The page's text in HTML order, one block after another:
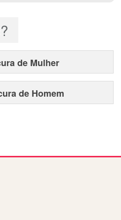
de Mulher
de Homem